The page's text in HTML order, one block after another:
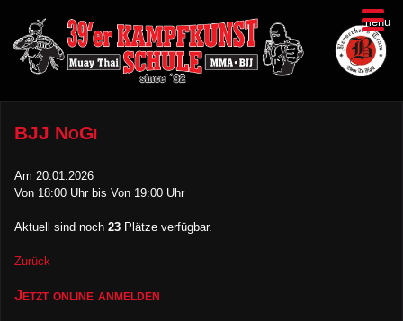
menu
BJJ NoGi
Am 20.01.2026
Von 18:00 Uhr bis Von 19:00 Uhr
Aktuell sind noch 23 Plätze verfügbar.
Zurück
Jetzt online anmelden